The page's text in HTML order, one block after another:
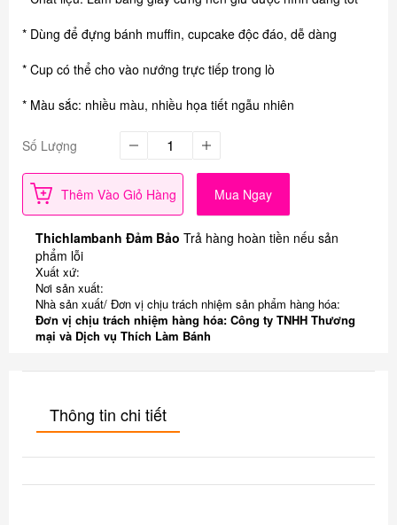
* Dùng để đựng bánh muffin, cupcake độc đáo, dễ dàng
* Cup có thể cho vào nướng trực tiếp trong lò
* Màu sắc: nhiều màu, nhiều họa tiết ngẫu nhiên
Số Lượng
Thêm Vào Giỏ Hàng Mua Ngay
Thichlambanh Đảm Bảo Trả hàng hoàn tiền nếu sản
phẩm lỗi
Xuất xứ:
Nơi sản xuất:
Nhà sản xuất/ Đơn vị chịu trách nhiệm sản phẩm hàng hóa:
Đơn vị chịu trách nhiệm hàng hóa: Công ty TNHH Thương
mại và Dịch vụ Thích Làm Bánh
Thông tin chi tiết